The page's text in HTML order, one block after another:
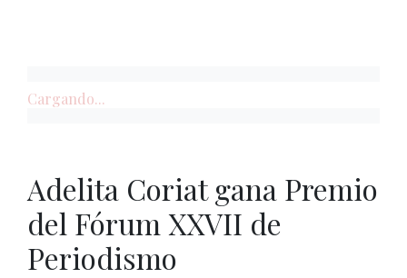
Cargando...
Adelita Coriat gana Premio
del Fórum XXVII de
Periodismo